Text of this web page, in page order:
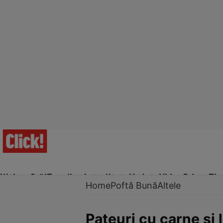
Ultima Oră!Trending Actualitate Vedete Video Prime Time
HomePoftă BunăAltele
Pateuri cu carne şi